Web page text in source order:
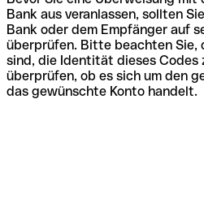
Bank aus veranlassen, sollten
Bank oder dem Empfänger auf
überprüfen. Bitte beachten Sie,
sind, die Identität dieses
überprüfen, ob es sich um den
das gewünschte Konto handelt.